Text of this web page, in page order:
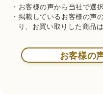
・お客様の声から当社で選
・掲載しているお客様の声
り、お買い取りした商品
お客様の